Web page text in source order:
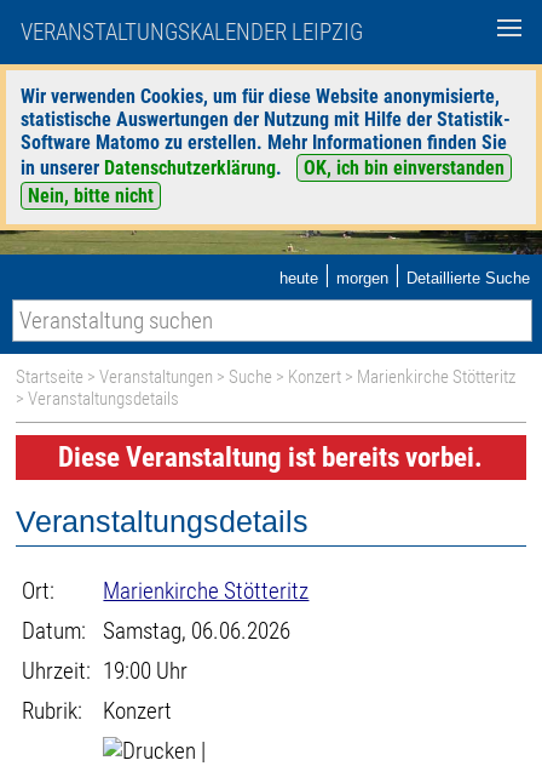
VERANSTALTUNGSKALENDER LEIPZIG
Wir verwenden Cookies, um für diese Website anonymisierte,
statistische Auswertungen der Nutzung mit Hilfe der Statistik-
Software Matomo zu erstellen. Mehr Informationen finden Sie
in unserer Datenschutzerklärung.
OK, ich bin einverstanden
Nein, bitte nicht
heute | morgen | Detaillierte Suche
Startseite >Veranstaltungen > Suche > Konzert > Marienkirche Stötteritz
> Veranstaltungsdetails
Diese Veranstaltung ist bereits vorbei.
Veranstaltungsdetails
Ort:
Marienkirche Stötteritz
Datum:
Samstag, 06.06.2026
Uhrzeit: 19:00 Uhr
Rubrik:
Konzert
|